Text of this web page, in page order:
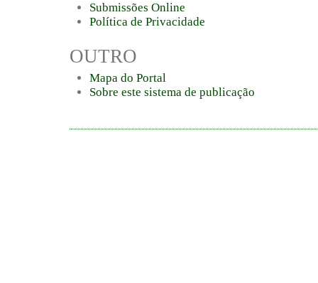
Submissões Online
Política de Privacidade
OUTRO
Mapa do Portal
Sobre este sistema de publicação